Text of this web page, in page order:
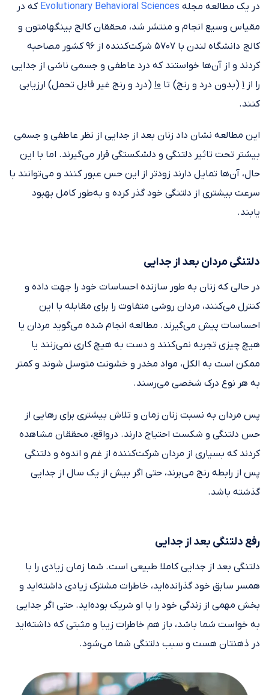
در یک مطالعه‌ مجله Evolutionary Behavioral Sciences که در
مقیاس وسیع انجام و منتشر شد، محققان کالج بینگهامتون و
کالج دانشگاه لندن با ۵۷۰۷ شرکت‌کننده از ۹۶ کشور مصاحبه
کردند و از آن‌ها خواستند که درد عاطفی و جسمی ناشی از جدایی
را از ۱ (بدون درد و رنج) تا ۱۰ (درد و رنج غیر قابل تحمل) ارزیابی
کنند.
این مطالعه نشان داد زنان بعد از جدایی از نظر عاطفی و جسمی
بیشتر تحت تاثیر دلتنگی و دلشکستگی قرار می‌گیرند. اما با این
حال، آن‌ها تمایل دارند زودتر از این حس عبور کنند و می‌توانند با
سرعت بیشتری از دلتنگی خود گذر کرده و به‌طور کامل بهبود
یابند.
دلتنگی مردان بعد از جدایی
در حالی که زنان به طور سازنده احساسات خود را جهت داده و
کنترل می‌کنند، مردان روشی متفاوت را برای مقابله با این
احساسات پیش می‌گیرند. مطالعه انجام شده می‌گوید مردان یا
هیچ چیزی تجربه نمی‌کنند و دست به هیچ کاری نمی‌زنند یا
ممکن است به الکل، مواد مخدر و خشونت متوسل شوند و کمتر
به هر نوع درک شخصی می‌رسند.
پس مردان به نسبت زنان زمان و تلاش بیشتری برای رهایی از
حس دلتنگی و شکست احتیاج دارند. درواقع، محققان مشاهده
کردند که بسیاری از مردان شرکت‌کننده از غم و اندوه و دلتنگی
پس از رابطه رنج می‌برند، حتی اگر بیش از یک سال از جدایی
گذشته باشد.
رفع دلتنگی بعد از جدایی
دلتنگی بعد از جدایی کاملا طبیعی است. شما زمان زیادی را با
همسر سابق خود گذرانده‌اید، خاطرات مشترک زیادی داشته‌اید و
بخش مهمی از زندگی خود را با او شریک بوده‌اید. حتی اگر جدایی
به خواست شما باشد، باز هم خاطرات زیبا و مثبتی که داشته‌اید
در ذهنتان هست و سبب دلتنگی شما می‌شود.